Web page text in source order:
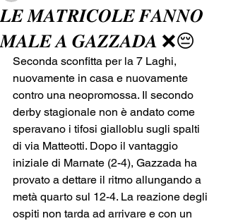
𝑳𝑬 𝑴𝑨𝑻𝑹𝑰𝑪𝑶𝑳𝑬 𝑭𝑨𝑵𝑵𝑶
𝑴𝑨𝑳𝑬 𝑨 𝑮𝑨𝒁𝒁𝑨𝑫𝑨 ❌😔
Seconda sconfitta per la 7 Laghi,
nuovamente in casa e nuovamente
contro una neopromossa. Il secondo
derby stagionale non è andato come
speravano i tifosi gialloblu sugli spalti
di via Matteotti. Dopo il vantaggio
iniziale di Marnate (2-4), Gazzada ha
provato a dettare il ritmo allungando a
metà quarto sul 12-4. La reazione degli
ospiti non tarda ad arrivare e con un